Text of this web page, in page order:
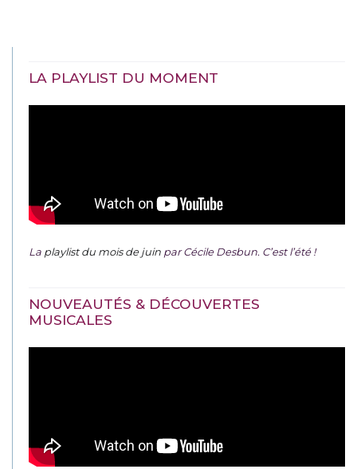
LA PLAYLIST DU MOMENT
La playlist du mois de juin par Cécile Desbun. C’est l’été !
NOUVEAUTÉS & DÉCOUVERTES
MUSICALES